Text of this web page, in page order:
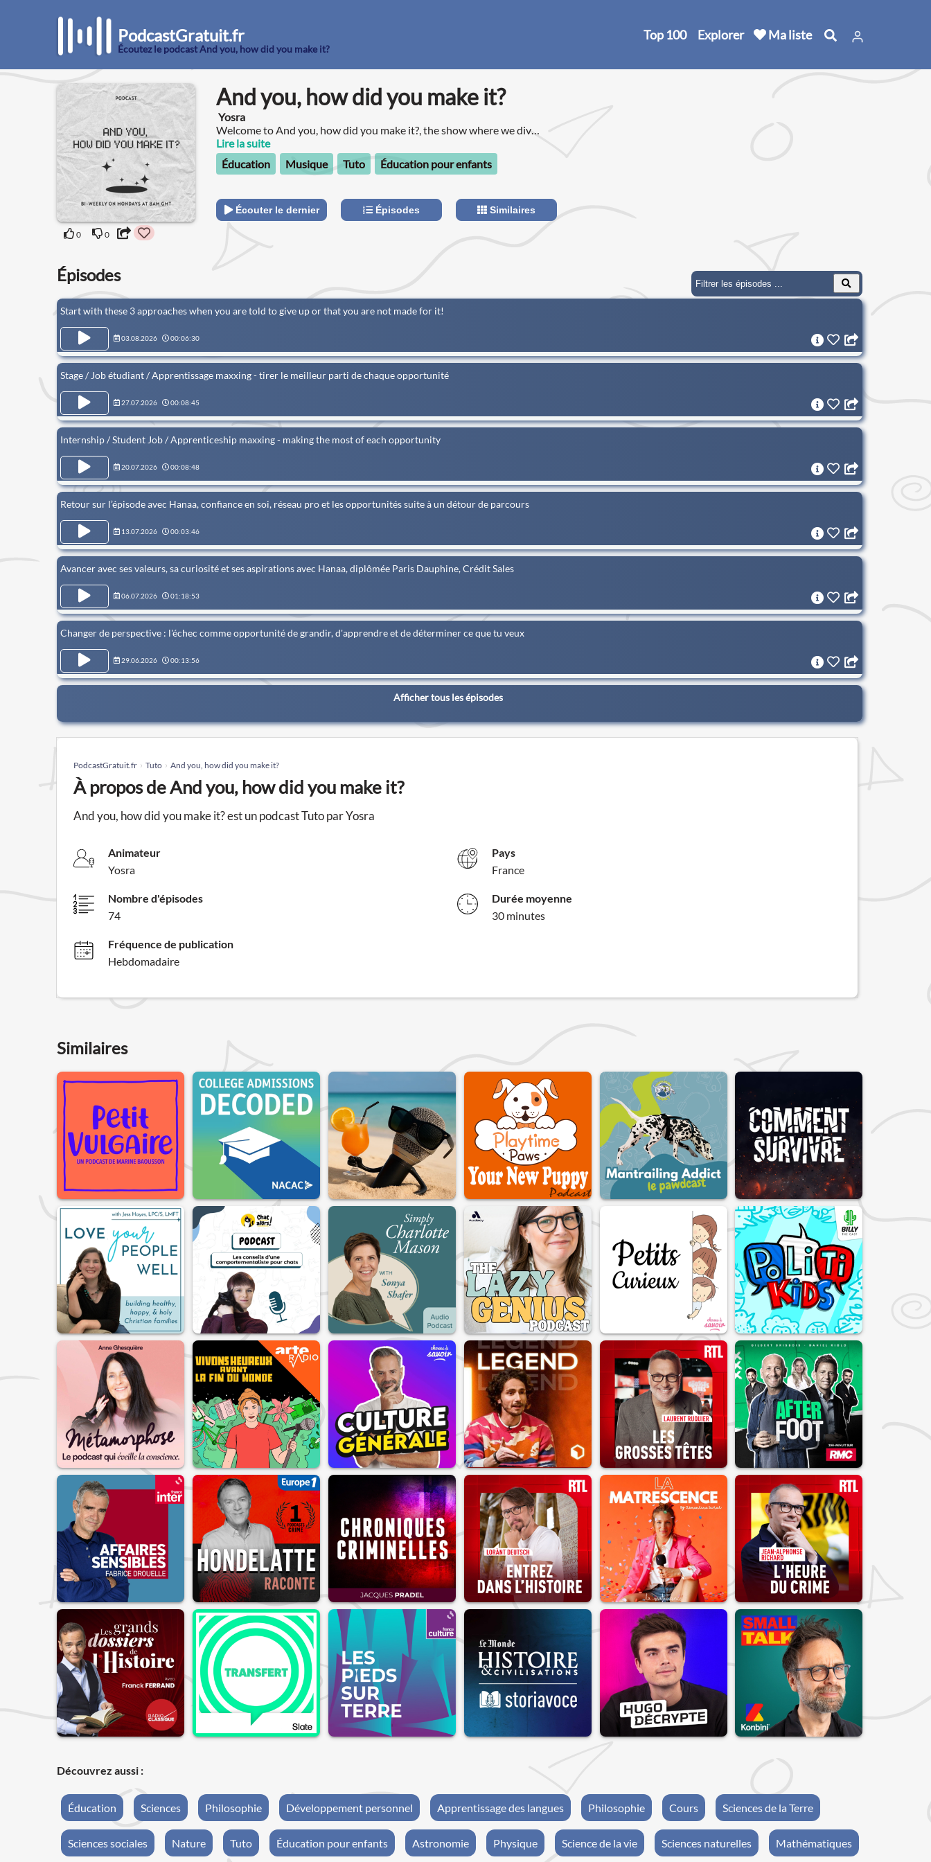
PodcastGratuit.fr
Écoutez le podcast And you, how did you make it?
Top 100 Explorer Ma liste
0 0
And you, how did you make it?
Yosra
Welcome to And you, how did you make it?, the show where we dive
deep into the untold stories behind success.
Lire la suite
Éducation
Musique Tuto Éducation pour enfants
Écouter le dernier Épisodes Similaires
Épisodes
Start with these 3 approaches when you are told to give up or that you are not made for it!
03.08.2026 00:06:30
Stage / Job étudiant / Apprentissage maxxing - tirer le meilleur parti de chaque opportunité
27.07.2026 00:08:45
Internship / Student Job / Apprenticeship maxxing - making the most of each opportunity
20.07.2026 00:08:48
Retour sur l’épisode avec Hanaa, confiance en soi, réseau pro et les opportunités suite à un détour de parcours
13.07.2026 00:03:46
Avancer avec ses valeurs, sa curiosité et ses aspirations avec Hanaa, diplômée Paris Dauphine, Crédit Sales
06.07.2026 01:18:53
Changer de perspective : l'échec comme opportunité de grandir, d'apprendre et de déterminer ce que tu veux
29.06.2026 00:13:56
Afficher tous les épisodes
PodcastGratuit.fr Tuto And you, how did you make it?
À propos de And you, how did you make it?
And you, how did you make it? est un podcast Tuto par Yosra
Animateur
Yosra
Pays
France
Nombre d'épisodes
74
Durée moyenne
30 minutes
Fréquence de publication
Hebdomadaire
Similaires
Découvrez aussi :
Éducation Sciences Philosophie Développement personnel Apprentissage des langues Philosophie Cours Sciences de la Terre
Sciences sociales Nature Tuto Éducation pour enfants Astronomie Physique Science de la vie Sciences naturelles Mathématiques